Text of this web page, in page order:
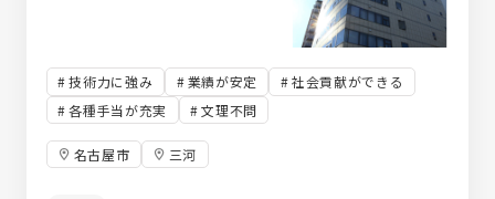
技術力に強み 業績が安定
社会貢献ができる
各種手当が充実
文理不問
名古屋市 三河